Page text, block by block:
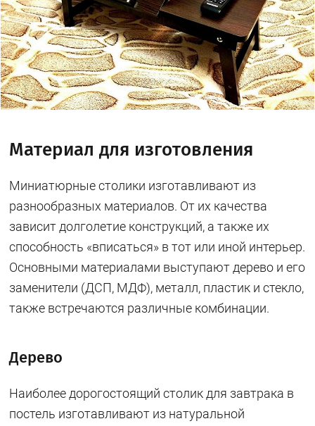
Материал для изготовления
Миниатюрные столики изготавливают из
разнообразных материалов. От их качества
зависит долголетие конструкций, а также их
способность «вписаться» в тот или иной интерьер.
Основными материалами выступают дерево и его
заменители (ДСП, МДФ), металл, пластик и стекло,
также встречаются различные комбинации.
Дерево
Наиболее дорогостоящий столик для завтрака в
постель изготавливают из натуральной